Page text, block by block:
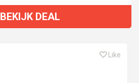
BEKIJK DEAL
Like